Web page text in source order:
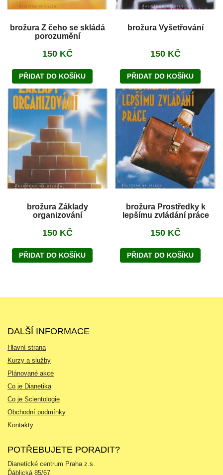
brožura Z čeho se skládá
porozumění
150 KČ
PŘIDAT DO KOŠÍKU
brožura Vyšetřování
150 KČ
PŘIDAT DO KOŠÍKU
brožura Základy
organizování
150 KČ
PŘIDAT DO KOŠÍKU
brožura Prostředky k
lepšímu zvládání práce
150 KČ
PŘIDAT DO KOŠÍKU
DALŠÍ INFORMACE
Hlavní strana
Kurzy a služby
Plánované akce
Co je Dianetika
Co je Scientologie
Obchodní podmínky
Kontakty
POTŘEBUJETE PORADIT?
Dianetické centrum Praha z.s.
Ďáblická 85/67